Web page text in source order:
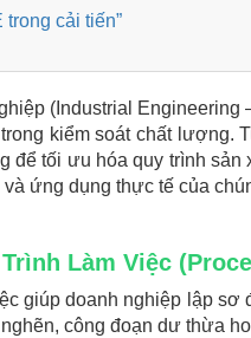
trong cải tiến”
(Industrial
kiểm soát chất lượng.
tối ưu hóa quy trình sản
ứng dụng thực tế của
Làm Việc
giúp doanh nghiệp lập
công đoạn dư thừa